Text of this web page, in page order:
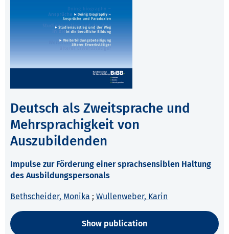
Deutsch als Zweitsprache und
Mehrsprachigkeit von
Auszubildenden
Impulse zur Förderung einer sprachsensiblen Haltung
des Ausbildungspersonals
Bethscheider, Monika ; Wullenweber, Karin
Show publication